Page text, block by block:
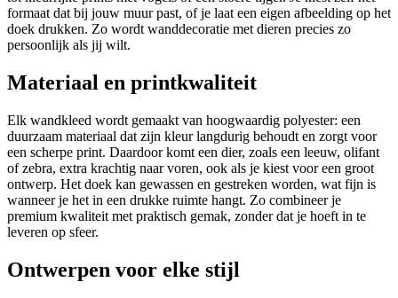
formaat dat bij jouw muur past, of je laat een eigen afbeelding op het
doek drukken. Zo wordt wanddecoratie met dieren precies zo
persoonlijk als jij wilt.
Materiaal en printkwaliteit
Elk wandkleed wordt gemaakt van hoogwaardig polyester: een
duurzaam materiaal dat zijn kleur langdurig behoudt en zorgt voor
een scherpe print. Daardoor komt een dier, zoals een leeuw, olifant
of zebra, extra krachtig naar voren, ook als je kiest voor een groot
ontwerp. Het doek kan gewassen en gestreken worden, wat fijn is
wanneer je het in een drukke ruimte hangt. Zo combineer je
premium kwaliteit met praktisch gemak, zonder dat je hoeft in te
leveren op sfeer.
Ontwerpen voor elke stijl